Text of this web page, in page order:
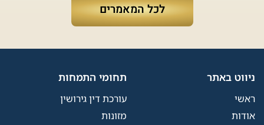
לכל המאמרים
ניווט באתר
ראשי
אודות
תחומי התמחות
עורכת דין גירושין
מזונות